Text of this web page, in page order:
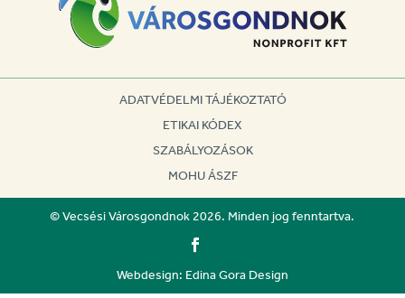
ADATVÉDELMI TÁJÉKOZTATÓ
ETIKAI KÓDEX
SZABÁLYOZÁSOK
MOHU ÁSZF
© Vecsési Városgondnok 2026. Minden jog fenntartva.
Webdesign: Edina Gora Design